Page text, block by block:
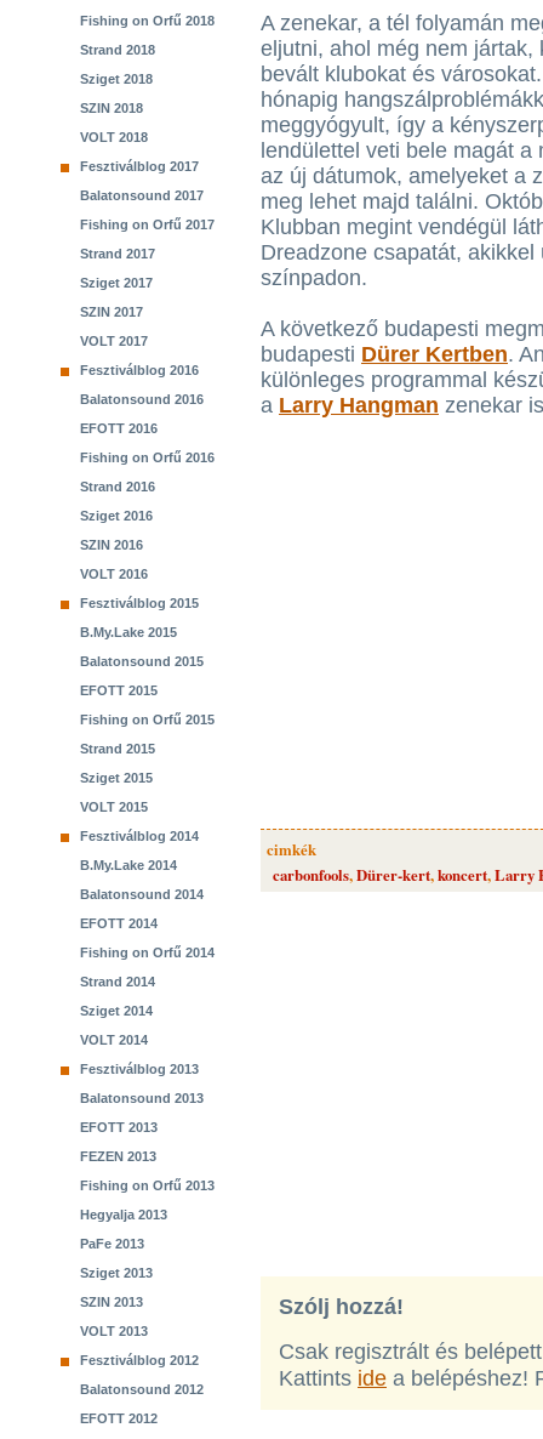
Fishing on Orfű 2018
Strand 2018
Sziget 2018
SZIN 2018
VOLT 2018
Fesztiválblog 2017
Balatonsound 2017
Fishing on Orfű 2017
Strand 2017
Sziget 2017
SZIN 2017
VOLT 2017
Fesztiválblog 2016
Balatonsound 2016
EFOTT 2016
Fishing on Orfű 2016
Strand 2016
Sziget 2016
SZIN 2016
VOLT 2016
Fesztiválblog 2015
B.My.Lake 2015
Balatonsound 2015
EFOTT 2015
Fishing on Orfű 2015
Strand 2015
Sziget 2015
VOLT 2015
Fesztiválblog 2014
B.My.Lake 2014
Balatonsound 2014
EFOTT 2014
Fishing on Orfű 2014
Strand 2014
Sziget 2014
VOLT 2014
Fesztiválblog 2013
Balatonsound 2013
EFOTT 2013
FEZEN 2013
Fishing on Orfű 2013
Hegyalja 2013
PaFe 2013
Sziget 2013
SZIN 2013
VOLT 2013
Fesztiválblog 2012
Balatonsound 2012
EFOTT 2012
A zenekar, a tél folyamán
eljutni, ahol még nem
bevált klubokat és
hónapig
meggyógyult, így a
lendülettel veti bele magát
az új dátumok, amelyeket a
meg lehet majd találni.
Klubban megint vendégül
Dreadzone csapatát,
színpadon.
A következő budapesti
budapesti Dürer Kertben.
különleges programmal
a Larry Hangman zenekar
cimkék
carbonfools,Dürer-kert,koncert,Larry
Szólj hozzá!
Csak regisztrált és
Kattints ide a belépéshez!